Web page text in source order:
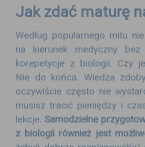
Jak zdać maturę
Według popularnego mitu
na kierunek medyczny
korepetycje z biologii. Czy
Nie do końca. Wiedza
oczywiście często nie
musisz tracić pieniędzy i
lekcje. Samodzielne
z biologii również jest